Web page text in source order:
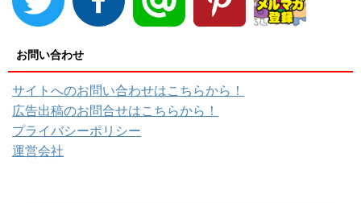
お問い合わせ
サイトへのお問い合わせはこちらから！
広告出稿のお問合せはこちらから！
プライバシーポリシー
運営会社